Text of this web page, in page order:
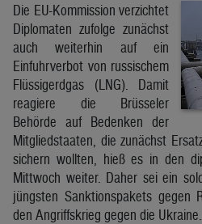
Die EU-Kommission verzichtet
Diplomaten zufolge zunächst
auch weiterhin auf ein
Einfuhrverbot von russischem
Flüssigerdgas (LNG). Damit
reagiere die Brüsseler
Behörde auf Bedenken der
Mitgliedstaaten, die zunächst
sichern wollten, hieß es in den
Mittwoch weiter. Daher sei ein
jüngsten Sanktionspakets gegen
den Angriffskrieg gegen die Ukraine.